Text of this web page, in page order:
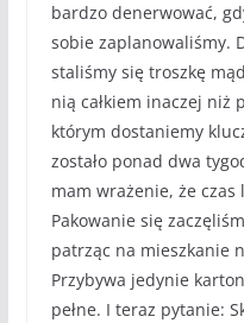
bardzo denerwować,
sobie zaplanowaliśmy.
staliśmy się troszkę
nią całkiem inaczej niż
którym dostaniemy
zostało ponad dwa
mam wrażenie, że czas
Pakowanie się
patrząc na mieszkanie
Przybywa jedynie
pełne. I teraz pytanie: